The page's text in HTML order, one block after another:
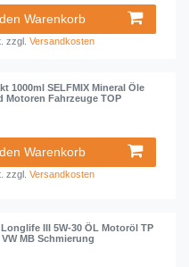
Warenkorb
zzgl.Versandkosten
1000ml SELFMIX Mineral Öle
Motoren Fahrzeuge TOP
Warenkorb
zzgl.Versandkosten
III 5W-30 ÖL Motoröl TP
VW MB Schmierung